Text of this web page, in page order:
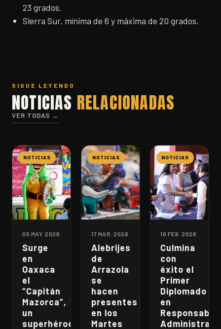
23 grados.
Sierra Sur, mínima de 6 y máxima de 20 grados.
SIGUE LEYENDO
NOTICIAS RELACIONADAS
VER TODAS →
NOTICIAS
05 MAY. 2026
Surge
en
Oaxaca
el
“Capitán
Mazorca”,
un
superhéroe
NOTICIAS
17 MAR. 2026
Alebrijes
de
Arrazola
se
hacen
presentes
en los
Martes
NOTICIAS
16 FEB. 2026
Culmina
con
éxito el
Primer
Diplomado
en